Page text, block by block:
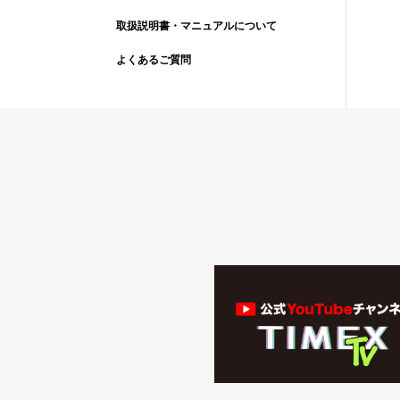
取扱説明書・マニュアルについて
よくあるご質問